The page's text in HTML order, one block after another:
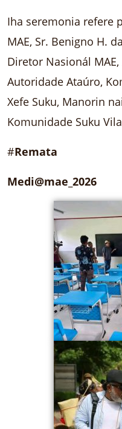
Iha seremonia refere
MAE, Sr. Benigno H.
Diretor Nasionál
Autoridade Ataúro,
Xefe Suku, Manorin
Komunidade Suku
#Remata
Medi@mae_2026